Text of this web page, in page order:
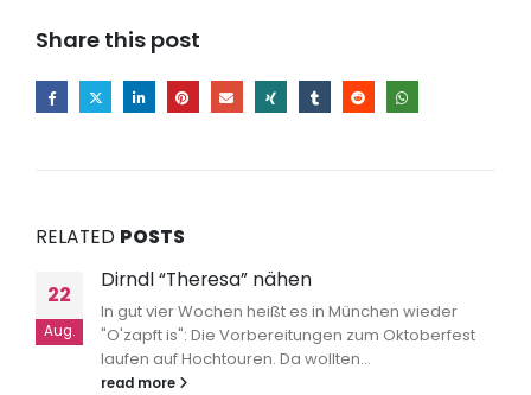
Share this post
RELATED POSTS
22
Aug.
Dirndl “Theresa” nähen
In gut vier Wochen heißt es in München wieder
"O'zapft is": Die Vorbereitungen zum Oktoberfest
laufen auf Hochtouren. Da wollten...
read more